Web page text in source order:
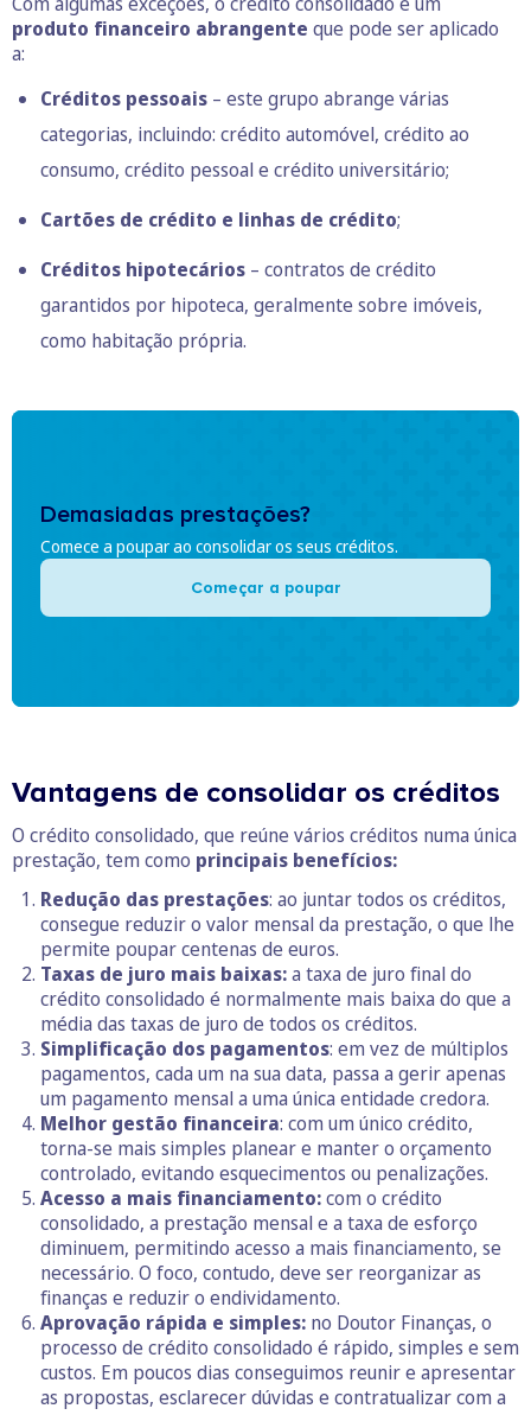
produto financeiro abrangente que pode ser aplicado
a:
Créditos pessoais – este grupo abrange várias
categorias, incluindo: crédito automóvel, crédito ao
consumo, crédito pessoal e crédito universitário;
Cartões de crédito e linhas de crédito;
Créditos hipotecários – contratos de crédito
garantidos por hipoteca, geralmente sobre imóveis,
como habitação própria.
Demasiadas prestações?
Comece a poupar ao consolidar os seus créditos.
Começar a poupar
Vantagens de consolidar os créditos
O crédito consolidado, que reúne vários créditos numa única
prestação, tem como principais benefícios:
Redução das prestações: ao juntar todos os créditos,
consegue reduzir o valor mensal da prestação, o que lhe
permite poupar centenas de euros.
Taxas de juro mais baixas:a taxa de juro final do
crédito consolidado é normalmente mais baixa do que a
média das taxas de juro de todos os créditos.
Simplificação dos pagamentos: em vez de múltiplos
pagamentos, cada um na sua data, passa a gerir apenas
um pagamento mensal a uma única entidade credora.
Melhor gestão financeira: com um único crédito,
torna-se mais simples planear e manter o orçamento
controlado, evitando esquecimentos ou penalizações.
Acesso a mais financiamento:com o crédito
consolidado, a prestação mensal e a taxa de esforço
diminuem, permitindo acesso a mais financiamento, se
necessário. O foco, contudo, deve ser reorganizar as
finanças e reduzir o endividamento.
Aprovação rápida e simples: no Doutor Finanças, o
processo de crédito consolidado é rápido, simples e sem
custos. Em poucos dias conseguimos reunir e apresentar
as propostas, esclarecer dúvidas e contratualizar com a